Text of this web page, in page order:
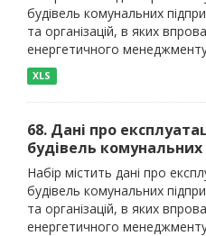
будівель комунальних
та організацій, в яких
енергетичного
XLS
68. Дані про
будівель комунальних
Набір містить дані про
будівель комунальних
та організацій, в яких
енергетичного